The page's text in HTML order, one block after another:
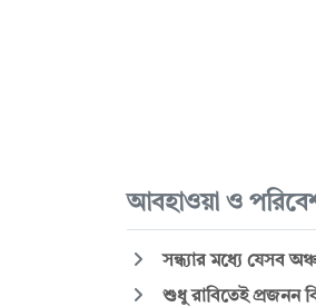
আবহাওয়া ও
সন্ধ্যার মধ্যে যেসব
শুধু রাবিতেই প্রজনন